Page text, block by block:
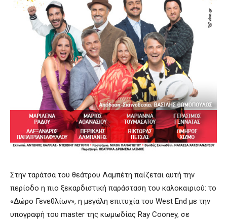
Στην ταράτσα του θεάτρου Λαμπέτη παίζεται αυτή την
περίοδο η πιο ξεκαρδιστική παράσταση του καλοκαιριού: το
«Δώρο Γενεθλίων», η μεγάλη επιτυχία του West End με την
υπογραφή του master της κωμωδίας Ray Cooney, σε